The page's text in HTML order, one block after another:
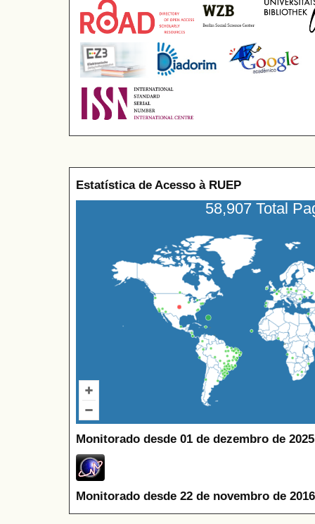
Estatística de Acesso à RUEP
58,907 Total
Monitorado desde 01 de dezembro de
Monitorado desde 22 de novembro de